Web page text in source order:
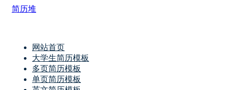
简历堆
网站首页
大学生简历模板
多页简历模板
单页简历模板